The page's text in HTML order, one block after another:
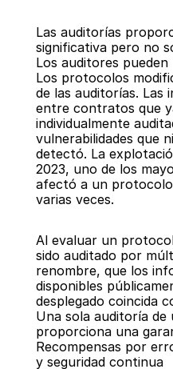
Las auditorías
significativa pero no
Los auditores
Los protocolos
de las auditorías. Las
entre contratos que
individualmente
vulnerabilidades que
detectó. La
2023, uno de los
afectó a un protocolo
varias veces.
Al evaluar un
sido auditado por
renombre, que los
disponibles
desplegado coincida
Una sola auditoría de
proporciona una
Recompensas por
y seguridad continua